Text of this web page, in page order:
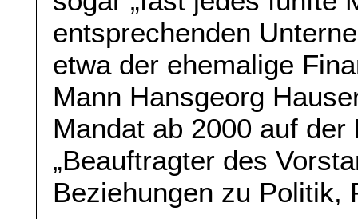
entsprechenden
etwa der ehemalige
Mann Hansgeorg
Mandat ab 2000 auf
„Beauftragter des
Beziehungen zu Politik,